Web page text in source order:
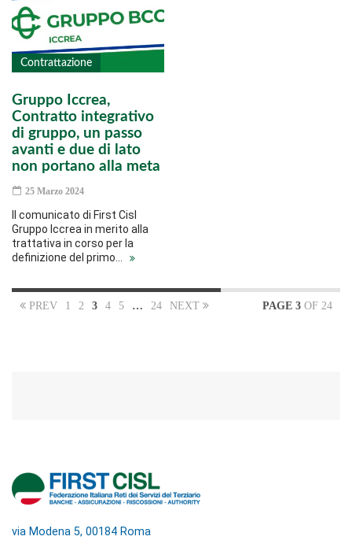
Contrattazione
Gruppo Iccrea,
Contratto integrativo
di gruppo, un passo
avanti e due di lato
non portano alla meta
25 Marzo 2024
Il comunicato di First Cisl
Gruppo Iccrea in merito alla
trattativa in corso per la
definizione del primo…
PREV 1 2 3 4 5 … 24 NEXT PAGE 3 OF 24
via Modena 5, 00184 Roma